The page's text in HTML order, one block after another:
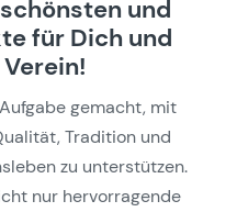
und
für Dich und
gemacht, mit
Tradition und
zu unterstützen.
nur hervorragende